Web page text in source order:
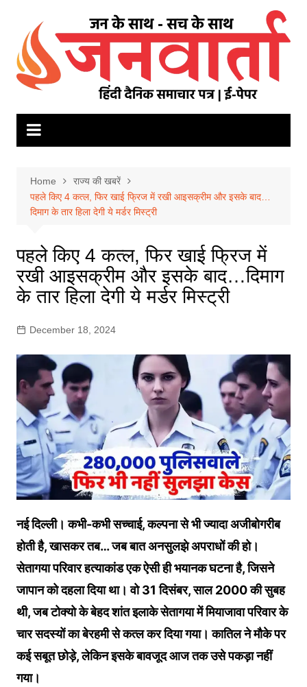
content
Home
राज्य की खबरें
पहले किए 4 कत्ल, फिर खाई फ्रिज में रखी आइसक्रीम और इसके बाद…
दिमाग के तार हिला देगी ये मर्डर मिस्ट्री
पहले किए 4 कत्ल, फिर खाई फ्रिज में
रखी आइसक्रीम और इसके बाद…दिमाग
के तार हिला देगी ये मर्डर मिस्ट्री
December 18, 2024
नई दिल्ली। कभी-कभी सच्चाई, कल्पना से भी ज्यादा अजीबोगरीब
होती है, खासकर तब… जब बात अनसुलझे अपराधों की हो।
सेतागया परिवार हत्याकांड एक ऐसी ही भयानक घटना है, जिसने
जापान को दहला दिया था। वो 31 दिसंबर, साल 2000 की सुबह
थी, जब टोक्यो के बेहद शांत इलाके सेतागया में मियाजावा परिवार के
चार सदस्यों का बेरहमी से कत्ल कर दिया गया। कातिल ने मौके पर
कई सबूत छोड़े, लेकिन इसके बावजूद आज तक उसे पकड़ा नहीं
गया।